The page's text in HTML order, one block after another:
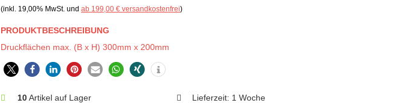
(inkl. 19,00% MwSt. und ab 199,00 € versandkostenfrei)
PRODUKTBESCHREIBUNG
Druckflächen max. (B x H) 300mm x 200mm
10Artikel auf Lager Lieferzeit: 1 Woche